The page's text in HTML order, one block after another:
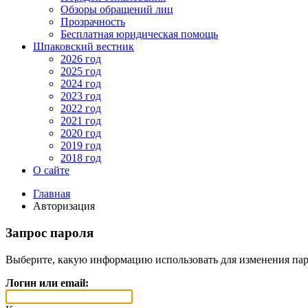
Обзоры обращений лиц
Прозрачность
Бесплатная юридическая помощь
Шпаковский вестник
2026 год
2025 год
2024 год
2023 год
2022 год
2021 год
2020 год
2019 год
2018 год
О сайте
Главная
Авторизация
Запрос пароля
Выберите, какую информацию использовать для изменения
Логин или email: